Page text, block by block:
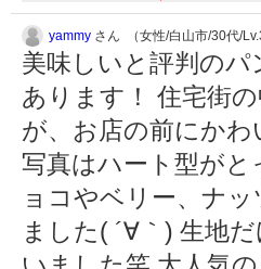
yammy さん （女性/白山市/30代/
美味しいと評判の
あります！ 住宅街
が、お店の前にか
写真はハート型が
ョコやベリー、ナ
ました( ´∀｀) 生地